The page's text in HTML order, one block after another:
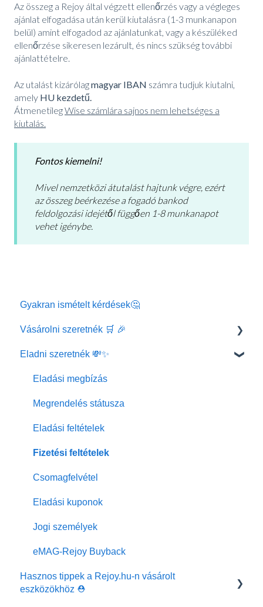
Az összeg a Rejoy által végzett ellenőrzés vagy a végleges
ajánlat elfogadása után kerül kiutalásra (1-3 munkanapon
belül) amint elfogadod az ajánlatunkat, vagy a készüléked
ellenőrzése sikeresen lezárult, és nincs szükség további
ajánlattételre.
Az utalást kizárólagmagyar IBAN számra tudjuk kiutalni,
amely HU kezdetű.
ÁtmenetilegWise számlára sajnos nem lehetséges a
kiutalás.
Fontos kiemelni!
Mivel nemzetközi átutalást hajtunk végre, ezért
az összeg beérkezése a fogadó bankod
feldolgozási idejétől függően 1-8 munkanapot
vehet igénybe.
Gyakran ismételt kérdések🤔
Vásárolni szeretnék 🛒 🎉
Rendelés leadása
Fizetési módok
Szállítási módok
Rendelj tartozékokat
Megrendelés adatainak módosítása
Extra szolgáltatások
Kuponok
Rendelési dokumentumok
Rendelés törlése
Visszaküldés
Eladni szeretnék 💸✨
Eladási megbízás
Megrendelés státusza
Eladási feltételek
Fizetési feltételek
Csomagfelvétel
Eladási kuponok
Jogi személyek
eMAG-Rejoy Buyback
Hasznos tippek a Rejoy.hu-n vásárolt
eszközökhöz ⛑️